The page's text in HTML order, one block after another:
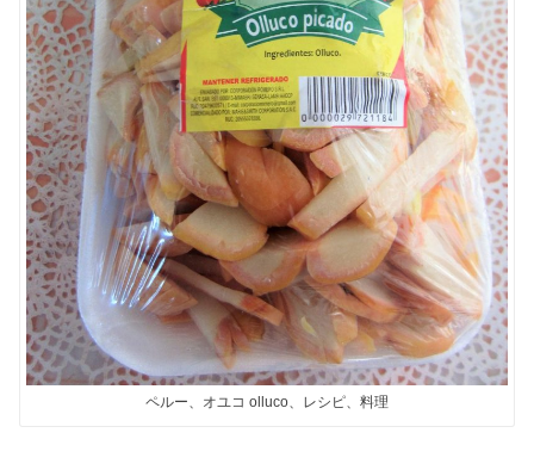
ペルー、オユコ olluco、レシピ、料理